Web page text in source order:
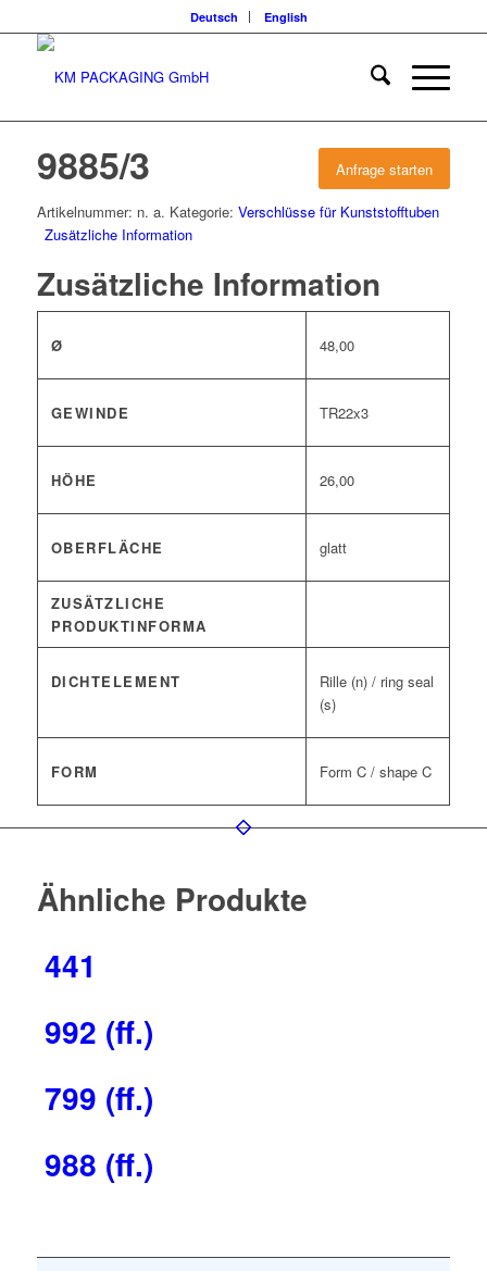
Deutsch English
Anfrage starten
9885/3
Artikelnummer: n. a. Kategorie: Verschlüsse für Kunststofftuben
Zusätzliche Information
Zusätzliche Information
Ø 48,00
GEWINDE TR22x3
HÖHE 26,00
OBERFLÄCHE glatt
ZUSÄTZLICHE
PRODUKTINFORMA
DICHTELEMENT
Rille (n) / ring seal
(s)
FORM Form C / shape C
Ähnliche Produkte
441
992 (ff.)
799 (ff.)
988 (ff.)